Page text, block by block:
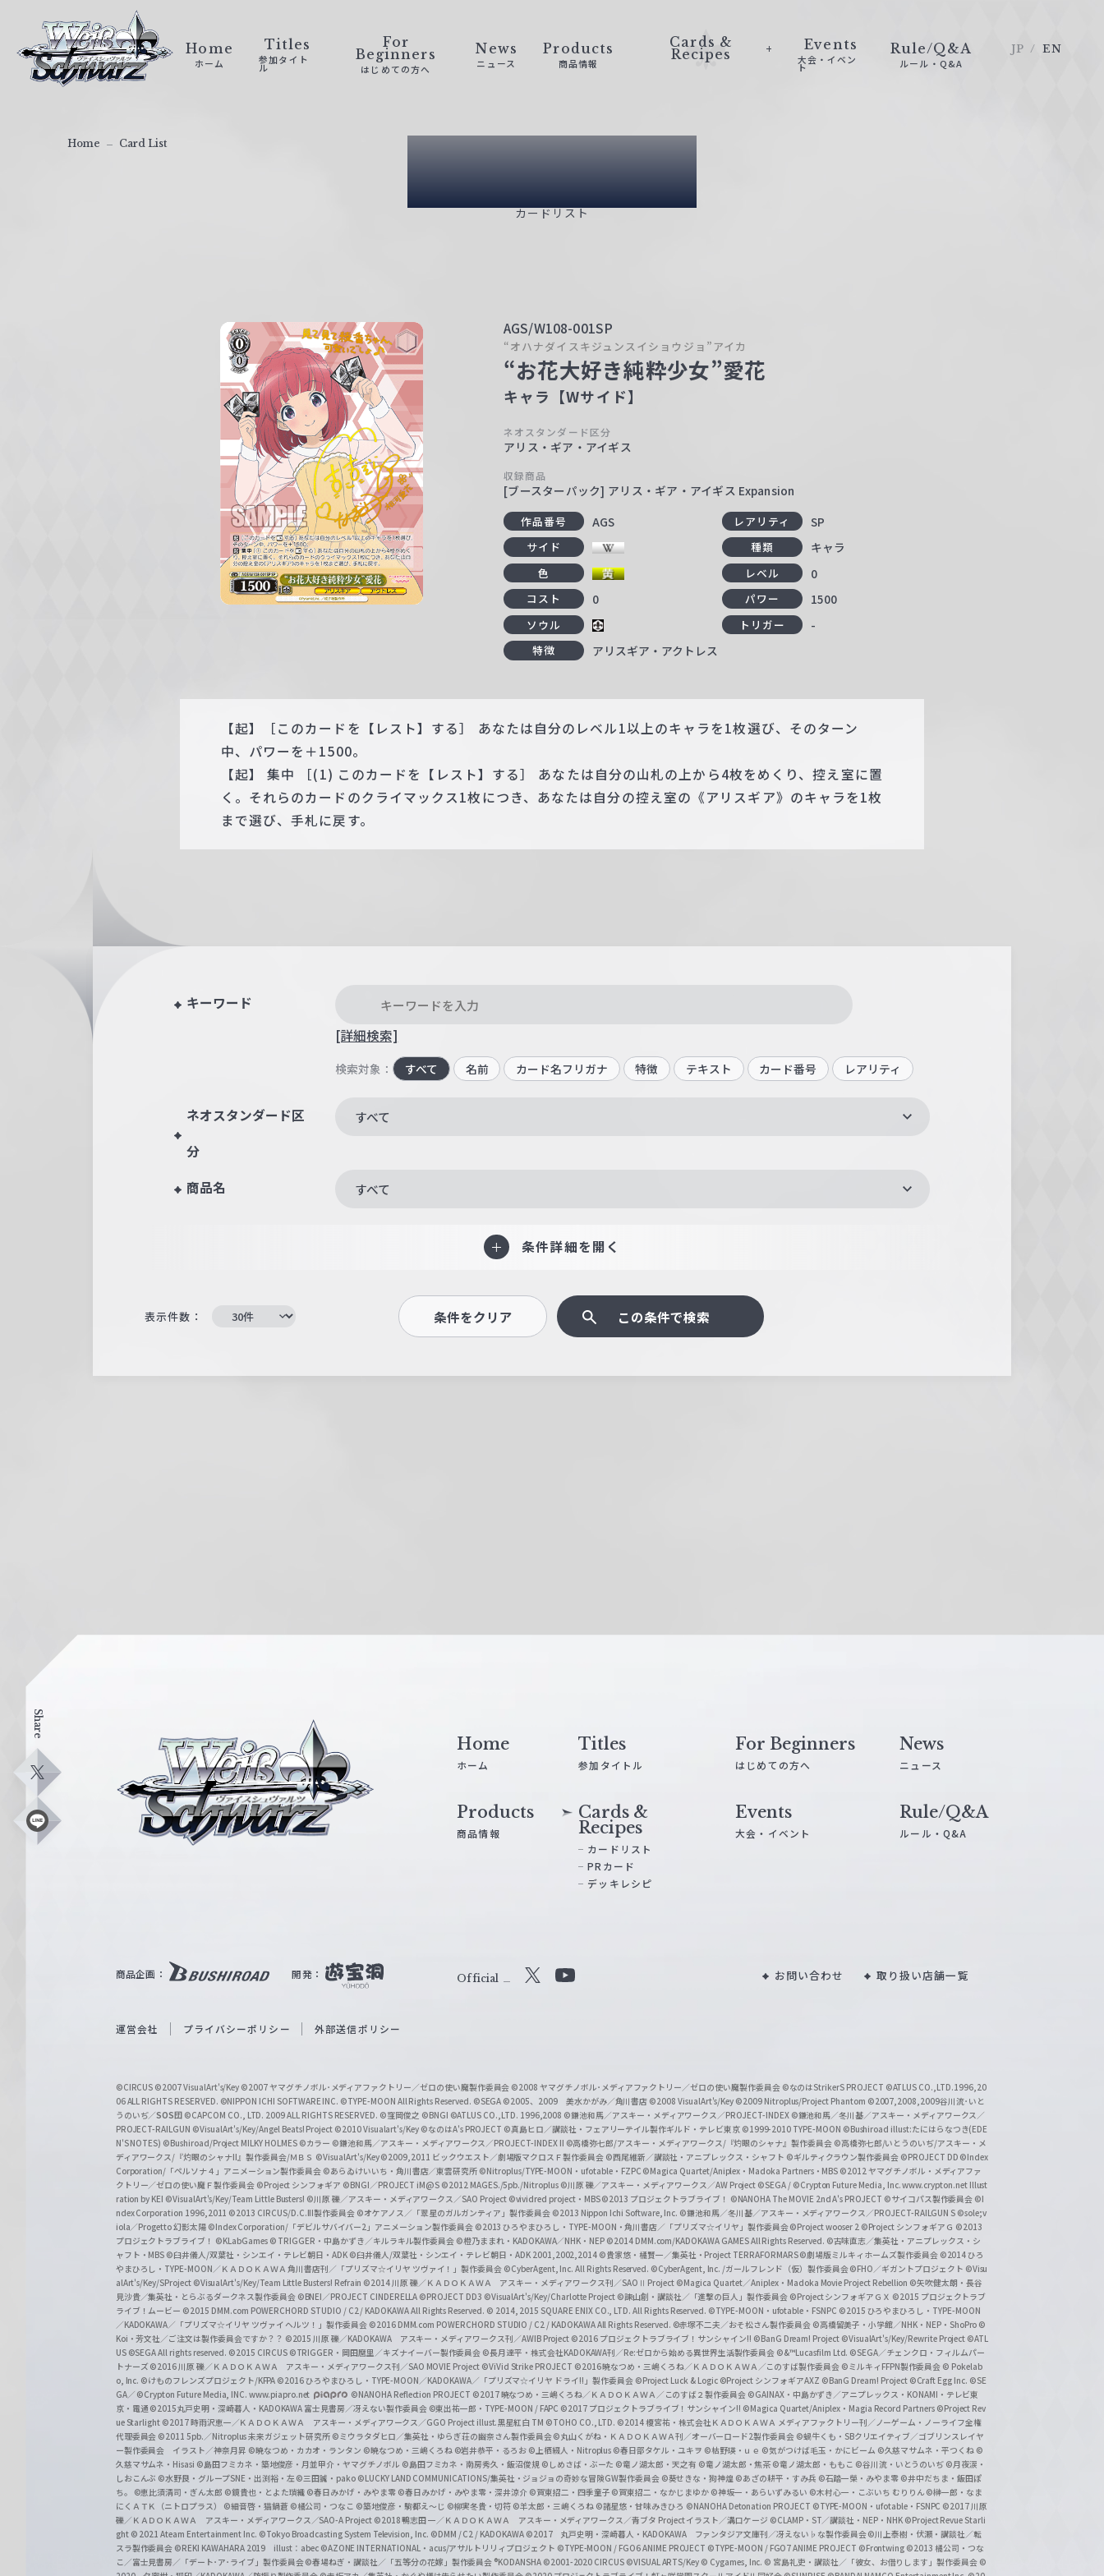
ァ
Home
ホーム
Titles
参加タイト
ル
For
Beginners
はじめての方へ
News
ニュース
Products
商品情報
Cards &
Recipes
Events
大会・イベン
ト
Rule/Q&A
ルール・Q&A
JP EN
Card List
カードリスト
Home Card List
AGS/W108-001SP
“オハナダイスキジュンスイショウジョ”アイカ
“お花大好き純粋少女”愛花
キャラ【Wサイド】
ネオスタンダード区分
アリス・ギア・アイギス
収録商品
[ブースターパック] アリス・ギア・アイギス Expansion
作品番号 AGS レアリティ SP
サイド 種類 キャラ
色 レベル 0
コスト 0 パワー 1500
ソウル トリガー -
特徴 アリスギア・アクトレス
【起】［このカードを【レスト】する］ あなたは自分のレベル1以上のキャラを1枚選び、そのターン
中、パワーを＋1500。
【起】 集中 ［(1) このカードを【レスト】する］ あなたは自分の山札の上から4枚をめくり、控え室に置
く。それらのカードのクライマックス1枚につき、あなたは自分の控え室の《アリスギア》のキャラを1枚
まで選び、手札に戻す。
キーワード
[詳細検索]
検索対象： すべて 名前 カード名フリガナ 特徴 テキスト カード番号 レアリティ
ネオスタンダード区
分
すべて
商品名 すべて
条件詳細を開く
表示件数： 条件をクリア この条件で検索
Share
X
L
ス
W
i
c
h
w
a
r
z
Home
ホーム
Titles
参加タイトル
For Beginners
はじめての方へ
News
ニュース
Products
商品情報
Cards &
Recipes
カードリスト
PRカード
デッキレシピ
Events
大会・イベント
Rule/Q&A
ルール・Q&A
商品企画： 開発： Official
b
e
O
f
f
i
c
i
a
l
C
h
a
n
n
e
l
お問い合わせ 取り扱い店舗一覧
運営会社 プライバシーポリシー 外部送信ポリシー
©CIRCUS ©2007 VisualArt's/Key ©2007 ヤマグチノボル･メディアファクトリー／ゼロの使い魔製作委員会 ©2008 ヤマグチノボル･メディアファクトリー／ゼロの使い魔製作委員会 ©なのはStrikerS PROJECT ©ATLUS CO.,LTD.1996,20
06 ALL RIGHTS RESERVED. ©NIPPON ICHI SOFTWARE INC. ©TYPE-MOON All Rights Reserved. ©SEGA ©2005、2009 美水かがみ／角川書店 ©2008 VisualArt's/Key ©2009 Nitroplus/Project Phantom ©2007,2008,2009谷川流･いと
うのいぢ／SOS団 ©CAPCOM CO., LTD. 2009 ALL RIGHTS RESERVED. ©窪岡俊之 ©BNGI ©ATLUS CO.,LTD. 1996,2008 ©鎌池和馬／アスキー・メディアワークス／PROJECT-INDEX ©鎌池和馬／冬川基／アスキー・メディアワークス／
PROJECT-RAILGUN ©VisualArt's/Key/Angel Beats! Project ©2010 Visualart's/Key ©なのはA's PROJECT ©真島ヒロ／講談社・フェアリーテイル製作ギルド・テレビ東京 ©1999-2010 TYPE-MOON ©Bushiroad illust:たにはらなつき(EDE
N'S NOTES) ©Bushiroad/Project MILKY HOLMES ©カラー ©鎌池和馬／アスキー・メディアワークス／PROJECT-INDEX II ©高橋弥七郎/アスキー・メディアワークス/『灼眼のシャナ』製作委員会 ©高橋弥七郎/いとうのいぢ/アスキー・メ
ディアワークス/『灼眼のシャナII』製作委員会/ＭＢＳ ©VisualArt's/Key©2009,2011 ビックウエスト／劇場版マクロスＦ製作委員会 ©西尾維新／講談社・アニプレックス・シャフト ©ギルティクラウン製作委員会 ©PROJECT DD ©Index
Corporation/「ペルソナ４」アニメーション製作委員会 ©あらゐけいいち・角川書店／東雲研究所 ©Nitroplus/TYPE-MOON・ufotable・FZPC ©Magica Quartet/Aniplex・Madoka Partners・MBS ©2012 ヤマグチノボル・メディアファ
クトリー／ゼロの使い魔Ｆ製作委員会 ©Project シンフォギア ©BNGI／PROJECT iM@S ©2012 MAGES./5pb./Nitroplus ©川原 礫／アスキー・メディアワークス／AW Project ©SEGA / ©Crypton Future Media, Inc. www.crypton.net Illust
ration by KEI ©VisualArt's/Key/Team Little Busters! ©川原 礫／アスキー・メディアワークス／SAO Project ©vividred project・MBS ©2013 プロジェクトラブライブ！ ©NANOHA The MOVIE 2nd A's PROJECT ©サイコパス製作委員会 ©I
ndex Corporation 1996,2011 ©2013 CIRCUS/D.C.III製作委員会 ©オケアノス／「翠星のガルガンティア」製作委員会 ©2013 Nippon Ichi Software, Inc. ©鎌池和馬／冬川基／アスキー・メディアワークス／PROJECT-RAILGUN S ©sole;v
iola／Progetto 幻影太陽 ©Index Corporation/「デビルサバイバー2」アニメーション製作委員会 ©2013 ひろやまひろし・TYPE-MOON・角川書店／「プリズマ☆イリヤ」製作委員会©Project wooser 2 ©Project シンフォギアＧ ©2013
プロジェクトラブライブ！ ©KLabGames © TRIGGER・中島かずき／キルラキル製作委員会 ©橙乃ままれ・KADOKAWA／NHK・NEP ©2014 DMM.com/KADOKAWA GAMES All Rights Reserved. ©古味直志／集英社・アニプレックス・シ
ャフト・MBS ©臼井儀人/双葉社・シンエイ・テレビ朝日・ADK ©臼井儀人/双葉社・シンエイ・テレビ朝日・ADK 2001,2002,2014 ©貴家悠・橘賢一／集英社・Project TERRAFORMARS©劇場版ミルキィホームズ製作委員会 ©2014 ひろ
やまひろし・TYPE-MOON／ＫＡＤＯＫＡＷＡ 角川書店刊／「プリズマ☆イリヤ ツヴァイ！」製作委員会 ©CyberAgent, Inc. All Rights Reserved. ©CyberAgent, Inc. /ガールフレンド（仮）製作委員会©FHO／ギガントプロジェクト ©Visu
alArt's/Key/SProject ©VisualArt's/Key/Team Little Busters! Refrain ©2014 川原 礫／ＫＡＤＯＫＡＷＡ アスキー・メディアワークス刊／SAOⅡ Project ©Magica Quartet／Aniplex・Madoka Movie Project Rebellion ©矢吹健太朗・長谷
見沙貴／集英社・とらぶるダークネス製作委員会 ©BNEI／PROJECT CINDERELLA ©PROJECT DD3 ©VisualArt's/Key/Charlotte Project ©諫山創・講談社／「進撃の巨人」製作委員会 ©Project シンフォギアＧＸ ©2015 プロジェクトラブ
ライブ！ムービー ©2015 DMM.com POWERCHORD STUDIO / C2 / KADOKAWA All Rights Reserved. © 2014, 2015 SQUARE ENIX CO., LTD. All Rights Reserved. ©TYPE-MOON・ufotable・FSNPC ©2015 ひろやまひろし・TYPE-MOON
／KADOKAWA／「プリズマ☆イリヤ ツヴァイ ヘルツ！」製作委員会 ©2016 DMM.com POWERCHORD STUDIO / C2 / KADOKAWA All Rights Reserved. ©赤塚不二夫／おそ松さん製作委員会 ©高橋留美子・小学館／NHK・NEP・ShoPro ©
Koi・芳文社／ご注文は製作委員会ですか？？ ©2015 川原 礫／KADOKAWA アスキー・メディアワークス刊／AWIB Project ©2016 プロジェクトラブライブ！サンシャイン!! ©BanG Dream! Project ©VisualArt's/Key/Rewrite Project ©ATL
US ©SEGA All rights reserved. ©2015 CIRCUS ©TRIGGER・岡田麿里／キズナイーバー製作委員会 ©長月達平・株式会社KADOKAWA刊／Re:ゼロから始める異世界生活製作委員会 ©&™Lucasfilm Ltd. ©SEGA／チェンクロ・フィルムパー
トナーズ©2016 川原 礫／ＫＡＤＯＫＡＷＡ アスキー・メディアワークス刊／SAO MOVIE Project ©ViVid Strike PROJECT ©2016 暁なつめ・三嶋くろね／ＫＡＤＯＫＡＷＡ／このすば製作委員会 ©ミルキィFFPN製作委員会 © Pokelab
o, Inc. ©けものフレンズプロジェクト/KFPA ©2016 ひろやまひろし・TYPE-MOON／KADOKAWA／「プリズマ☆イリヤ ドライ!!」製作委員会 ©Project Luck & Logic ©Project シンフォギアAXZ ©BanG Dream! Project ©Craft Egg Inc. ©SE
GA／ ©Crypton Future Media, INC. www.piapro.net
©NANOHA Reflection PROJECT ©2017 暁なつめ・三嶋くろね／ＫＡＤＯＫＡＷＡ／このすば２製作委員会 ©GAINAX・中島かずき／アニプレックス・KONAMI・テレビ東
京・電通 ©2015丸戸史明・深崎暮人・KADOKAWA 富士見書房／冴えない製作委員会 ©東出祐一郎・TYPE-MOON / FAPC ©2017 プロジェクトラブライブ！サンシャイン!! ©Magica Quartet/Aniplex・Magia Record Partners ©Project Rev
ue Starlight ©2017 時雨沢恵一／ＫＡＤＯＫＡＷＡ アスキー・メディアワークス／GGO Project illust.黒星紅白 TM ©TOHO CO., LTD. ©2014 榎宮祐・株式会社ＫＡＤＯＫＡＷＡ メディアファクトリー刊／ノーゲーム・ノーライフ全権
代理委員会 ©2011 5pb.／Nitroplus 未来ガジェット研究所 ©ミウラタダヒロ／集英社・ゆらぎ荘の幽奈さん製作委員会©丸山くがね・ＫＡＤＯＫＡＷＡ刊／オーバーロード2製作委員会 ©蝸牛くも・SBクリエイティブ／ゴブリンスレイヤ
ー製作委員会 イラスト／神奈月昇 ©暁なつめ・カカオ・ランタン ©暁なつめ・三嶋くろね ©岩井恭平・るろお ©上栖綴人・Nitroplus ©春日部タケル・ユキヲ ©枯野瑛・ｕｅ ©気がつけば毛玉・かにビーム ©久慈マサムネ・平つくね ©
久慈マサムネ・Hisasi ©島田フミカネ・築地俊彦・月並甲介・ヤマグチノボル ©島田フミカネ・南房秀久・飯沼俊規 ©しめさば・ぶーた ©竜ノ湖太郎・天之有 ©竜ノ湖太郎・焦茶 ©竜ノ湖太郎・ももこ ©谷川流・いとうのいぢ ©月夜涙・
しおこんぶ ©水野良・グループSNE・出渕裕・左 ©三田誠・pako ©LUCKY LAND COMMUNICATIONS/集英社・ジョジョの奇妙な冒険GW製作委員会 ©葵せきな・狗神煌 ©あざの耕平・すみ兵 ©石踏一榮・みやま零 ©井中だちま・飯田ぽ
ち。
©恵比須清司・ぎん太郎 ©鏡貴也・とよた瑣織 ©春日みかげ・みやま零 ©春日みかげ・みやま零・深井涼介 ©賀東招二・四季童子 ©賀東招二・なかじまゆか ©神坂一・あらいずみるい ©木村心一・こぶいち むりりん ©榊一郎・なま
にくＡＴＫ（ニトロプラス） ©細音啓・猫鍋蒼 ©橘公司・つなこ ©築地俊彦・駒都え～じ ©柳実冬貴・切符 ©羊太郎・三嶋くろね ©諸星悠・甘味みきひろ ©NANOHA Detonation PROJECT ©TYPE-MOON・ufotable・FSNPC ©2017 川原
礫／ＫＡＤＯＫＡＷＡ アスキー・メディアワークス／SAO-A Project ©2018 鴨志田 一／ＫＡＤＯＫＡＷＡ アスキー・メディアワークス／青ブタ Project イラスト／溝口ケージ ©CLAMP・ST／講談社・NEP・NHK ©Project Revue Starli
ght © 2021 Ateam Entertainment Inc. ©Tokyo Broadcasting System Television, Inc. ©DMM / C2 / KADOKAWA ©2017 丸戸史明・深崎暮人・KADOKAWA ファンタジア文庫刊／冴えない♭な製作委員会©川上泰樹・伏瀬・講談社／転
スラ製作委員会 ©REKI KAWAHARA 2019 illust：abec ©AZONE INTERNATIONAL・acus/アサルトリリィプロジェクト ©TYPE-MOON / FGO6 ANIME PROJECT ©TYPE-MOON / FGO7 ANIME PROJECT ©Frontwing ©2013 橘公司・つな
こ／富士見書房／「デート･ア･ライブ」製作委員会©春場ねぎ・講談社／「五等分の花嫁」製作委員会 ®KODANSHA ©2001-2020 CIRCUS ©VISUAL ARTS/Key © Cygames, Inc. © 宮島礼吏・講談社／「彼女、お借りします」製作委員会 ©